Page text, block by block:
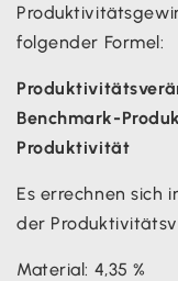
folgender Formel:
Benchmark-
Produktivität
Es errechnen sich
der
Material: 4,35 %